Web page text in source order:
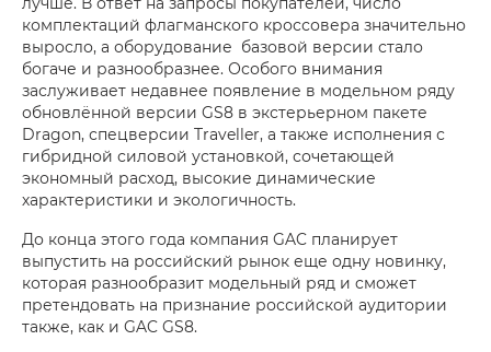
комплектаций флагманского кроссовера значительно
выросло, а оборудование базовой версии стало
богаче и разнообразнее. Особого внимания
заслуживает недавнее появление в модельном ряду
обновлённой версии GS8 в экстерьерном пакете
Dragon, спецверсии Traveller, а также исполнения с
гибридной силовой установкой, сочетающей
экономный расход, высокие динамические
характеристики и экологичность.
До конца этого года компания GAC планирует
выпустить на российский рынок еще одну новинку,
которая разнообразит модельный ряд и cможет
претендовать на признание российской аудитории
также, как и GAC GS8.